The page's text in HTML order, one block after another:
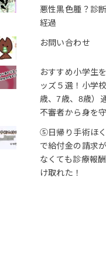
悪性黒色腫？診
経過
お問い合わせ
おすすめ小学生
ッズ５選！小学
歳、7歳、8歳）
不審者から身を
⑤日帰り手術ほ
で給付金の請求
なくても診療報
け取れた！